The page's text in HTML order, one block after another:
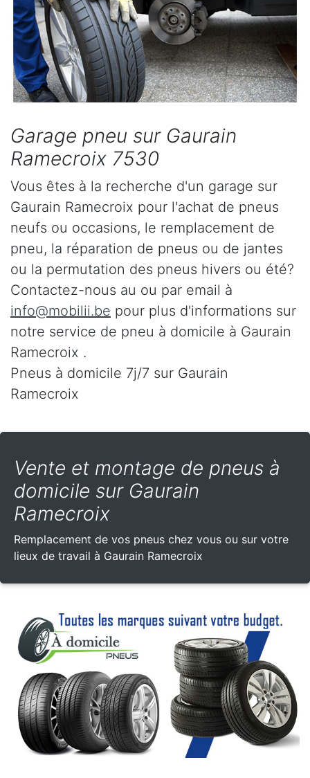
Garage pneu sur Gaurain
Ramecroix 7530
Vous êtes à la recherche d'un garage sur
Gaurain Ramecroix pour l'achat de pneus
neufs ou occasions, le remplacement de
pneu, la réparation de pneus ou de jantes
ou la permutation des pneus hivers ou été?
Contactez-nous au ou par email à
info@mobilii.be pour plus d'informations sur
notre service de pneu à domicile à Gaurain
Ramecroix .
Pneus à domicile 7j/7 sur Gaurain
Ramecroix
Vente et montage de pneus à
domicile sur Gaurain
Ramecroix
Remplacement de vos pneus chez vous ou sur votre
lieux de travail à Gaurain Ramecroix